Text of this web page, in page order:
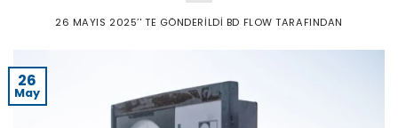
26 MAYIS 2025’' TE GÖNDERILDI BD FLOW TARAFINDAN
26
May